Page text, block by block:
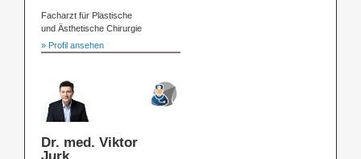
Facharzt für Plastische
und Ästhetische Chirurgie
» Profil ansehen
Dr. med. Viktor
Jurk